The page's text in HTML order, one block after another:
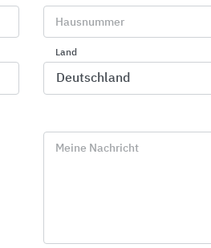
Hausnummer
Land
Meine Nachricht